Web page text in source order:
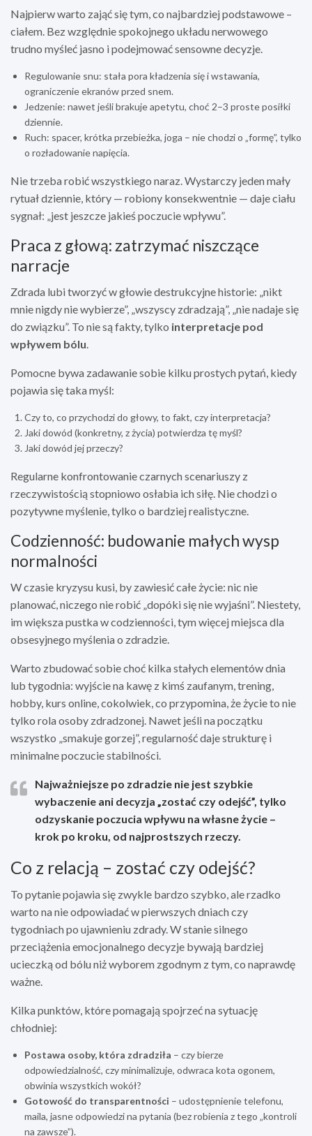
Najpierw warto zająć się tym, co najbardziej podstawowe –
ciałem. Bez względnie spokojnego układu nerwowego
trudno myśleć jasno i podejmować sensowne decyzje.
Regulowanie snu: stała pora kładzenia się i wstawania,
ograniczenie ekranów przed snem.
Jedzenie: nawet jeśli brakuje apetytu, choć 2–3 proste posiłki
dziennie.
Ruch: spacer, krótka przebieżka, joga – nie chodzi o „formę”, tylko
o rozładowanie napięcia.
Nie trzeba robić wszystkiego naraz. Wystarczy jeden mały
rytuał dziennie, który — robiony konsekwentnie — daje ciału
sygnał: „jest jeszcze jakieś poczucie wpływu”.
Praca z głową: zatrzymać niszczące
narracje
Zdrada lubi tworzyć w głowie destrukcyjne historie: „nikt
mnie nigdy nie wybierze”, „wszyscy zdradzają”, „nie nadaje się
do związku”. To nie są fakty, tylko interpretacje pod
wpływem bólu.
Pomocne bywa zadawanie sobie kilku prostych pytań, kiedy
pojawia się taka myśl:
Czy to, co przychodzi do głowy, to fakt, czy interpretacja?
Jaki dowód (konkretny, z życia) potwierdza tę myśl?
Jaki dowód jej przeczy?
Regularne konfrontowanie czarnych scenariuszy z
rzeczywistością stopniowo osłabia ich siłę. Nie chodzi o
pozytywne myślenie, tylko o bardziej realistyczne.
Codzienność: budowanie małych wysp
normalności
W czasie kryzysu kusi, by zawiesić całe życie: nic nie
planować, niczego nie robić „dopóki się nie wyjaśni”. Niestety,
im większa pustka w codzienności, tym więcej miejsca dla
obsesyjnego myślenia o zdradzie.
Warto zbudować sobie choć kilka stałych elementów dnia
lub tygodnia: wyjście na kawę z kimś zaufanym, trening,
hobby, kurs online, cokolwiek, co przypomina, że życie to nie
tylko rola osoby zdradzonej. Nawet jeśli na początku
wszystko „smakuje gorzej”, regularność daje strukturę i
minimalne poczucie stabilności.
Najważniejsze po zdradzie nie jest szybkie
wybaczenie ani decyzja „zostać czy odejść”, tylko
odzyskanie poczucia wpływu na własne życie –
krok po kroku, od najprostszych rzeczy.
Co z relacją – zostać czy odejść?
To pytanie pojawia się zwykle bardzo szybko, ale rzadko
warto na nie odpowiadać w pierwszych dniach czy
tygodniach po ujawnieniu zdrady. W stanie silnego
przeciążenia emocjonalnego decyzje bywają bardziej
ucieczką od bólu niż wyborem zgodnym z tym, co naprawdę
ważne.
Kilka punktów, które pomagają spojrzeć na sytuację
chłodniej:
Postawa osoby, która zdradziła – czy bierze
odpowiedzialność, czy minimalizuje, odwraca kota ogonem,
obwinia wszystkich wokół?
Gotowość do transparentności – udostępnienie telefonu,
maila, jasne odpowiedzi na pytania (bez robienia z tego „kontroli
na zawsze”).